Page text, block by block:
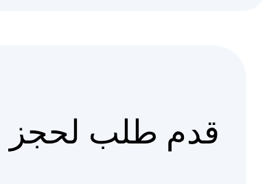
قدم طلب لحجز